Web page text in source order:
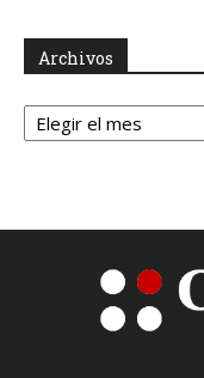
Archivos
Archivos